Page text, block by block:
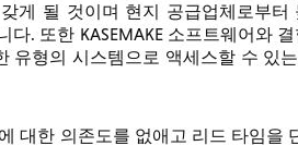
게 될 것이며 현지 공급업체로부터
다. 또한 KASEMAKE 소프트웨어와
유형의 시스템으로 액세스할 수 있
대한 의존도를 없애고 리드 타임을